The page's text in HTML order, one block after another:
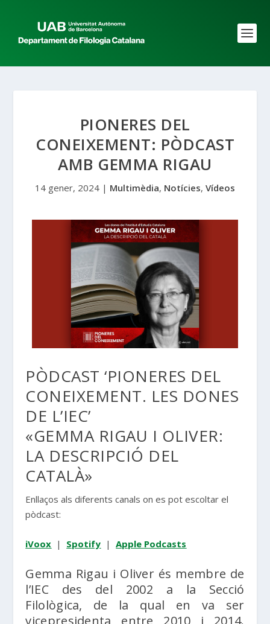
PIONERES DEL
CONEIXEMENT: PÒDCAST
AMB GEMMA RIGAU
14 gener, 2024 | Multimèdia, Notícies, Vídeos
PÒDCAST ‘PIONERES DEL
CONEIXEMENT. LES DONES
DE L’IEC’
«GEMMA RIGAU I OLIVER:
LA DESCRIPCIÓ DEL
CATALÀ»
Enllaços als diferents canals on es pot escoltar el
pòdcast:
iVoox | Spotify |Apple Podcasts
Gemma Rigau i Oliver és membre de
l’IEC des del 2002 a la Secció
Filològica, de la qual en va ser
vicepresidenta entre 2010 i 2014.